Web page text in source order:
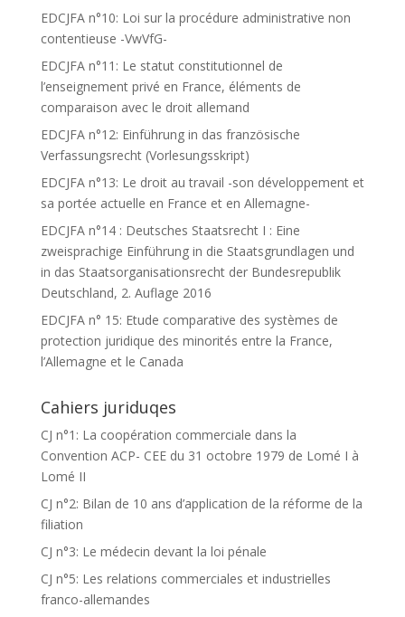
EDCJFA n°10: Loi sur la procédure administrative non
contentieuse -VwVfG-
EDCJFA n°11: Le statut constitutionnel de
l’enseignement privé en France, éléments de
comparaison avec le droit allemand
EDCJFA n°12: Einführung in das französische
Verfassungsrecht (Vorlesungsskript)
EDCJFA n°13: Le droit au travail -son développement et
sa portée actuelle en France et en Allemagne-
EDCJFA n°14 : Deutsches Staatsrecht I : Eine
zweisprachige Einführung in die Staatsgrundlagen und
in das Staatsorganisationsrecht der Bundesrepublik
Deutschland, 2. Auflage 2016
EDCJFA n° 15: Etude comparative des systèmes de
protection juridique des minorités entre la France,
l’Allemagne et le Canada
Cahiers juriduqes
CJ n°1: La coopération commerciale dans la
Convention ACP- CEE du 31 octobre 1979 de Lomé I à
Lomé II
CJ n°2: Bilan de 10 ans d’application de la réforme de la
filiation
CJ n°3: Le médecin devant la loi pénale
CJ n°5: Les relations commerciales et industrielles
franco-allemandes